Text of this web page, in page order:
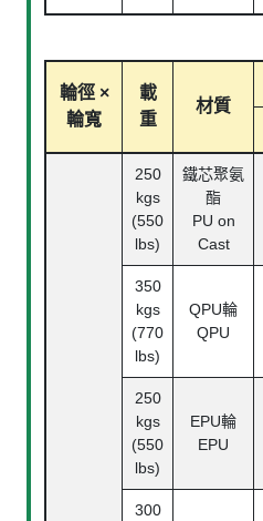
輪徑 ×
輪寬
載
重
材質
250
kgs
(550
lbs)
鐵芯聚氨
酯
PU on
Cast
350
kgs
(770
lbs)
QPU輪
QPU
250
kgs
(550
lbs)
EPU輪
EPU
300